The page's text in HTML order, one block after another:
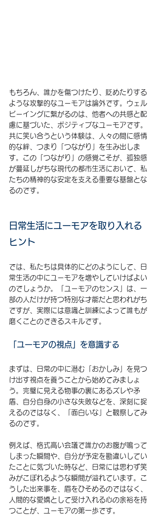
もちろん、誰かを傷つけたり、貶めたりする
ような攻撃的なユーモアは論外です。ウェル
ビーイングに繋がるのは、他者への共感と配
慮に基づいた、ポジティブなユーモアです。
共に笑い合うという体験は、人々の間に感情
的な絆、つまり「つながり」を生み出しま
す。この「つながり」の感覚こそが、孤独感
が蔓延しがちな現代の都市生活において、私
たちの精神的な安定を支える重要な基盤とな
るのです。
日常生活にユーモアを取り入れる
ヒント
では、私たちは具体的にどのようにして、日
常生活の中にユーモアを増やしていけばよい
のでしょうか。「ユーモアのセンス」は、一
部の人だけが持つ特別な才能だと思われがち
ですが、実際には意識と訓練によって誰もが
磨くことのできるスキルです。
「ユーモアの視点」を意識する
まずは、日常の中に潜む「おかしみ」を見つ
け出す視点を養うことから始めてみましょ
う。完璧に見える物事の裏にあるズレや矛
盾、自分自身の小さな失敗などを、深刻に捉
えるのではなく、「面白いな」と観察してみ
るのです。
例えば、格式高い会議で誰かのお腹が鳴って
しまった瞬間や、自分が予定を勘違いしてい
たことに気づいた時など、日常には思わず笑
みがこぼれるような瞬間が溢れています。こ
うした出来事を、眉をひそめるのではなく、
人間的な愛嬌として受け入れる心の余裕を持
つことが、ユーモアの第一歩です。